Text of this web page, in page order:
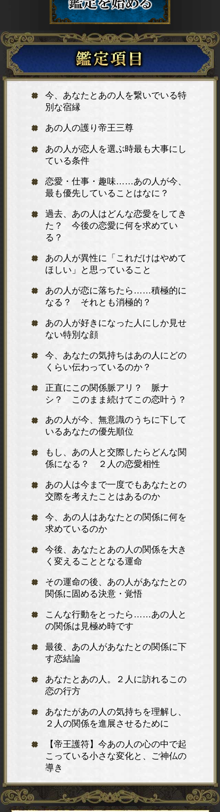
今、あなたとあの人を繋いでいる特
別な宿縁
あの人の護り帝王三尊
あの人が恋人を選ぶ時最も大事にし
ている条件
恋愛・仕事・趣味……あの人が今、
最も優先していることはなに？
過去、あの人はどんな恋愛をしてき
た？ 今後の恋愛に何を求めてい
る？
あの人が異性に「これだけはやめて
ほしい」と思っていること
あの人が恋に落ちたら……積極的に
なる？ それとも消極的？
あの人が好きになった人にしか見せ
ない特別な顔
今、あなたの気持ちはあの人にどの
くらい伝わっているのか？
正直にこの関係脈アリ？ 脈ナ
シ？ このまま続けてこの恋叶う？
あの人が今、無意識のうちに下して
いるあなたの優先順位
もし、あの人と交際したらどんな関
係になる？ ２人の恋愛相性
あの人は今まで一度でもあなたとの
交際を考えたことはあるのか
今、あの人はあなたとの関係に何を
求めているのか
今後、あなたとあの人の関係を大き
く変えることとなる運命
その運命の後、あの人があなたとの
関係に固める決意・覚悟
こんな行動をとったら……あの人と
の関係は見極め時です
最後、あの人があなたとの関係に下
す恋結論
あなたとあの人。２人に訪れるこの
恋の行方
あなたがあの人の気持ちを理解し、
２人の関係を進展させるために
【帝王護符】今あの人の心の中で起
こっている小さな変化と、ご神仏の
導き